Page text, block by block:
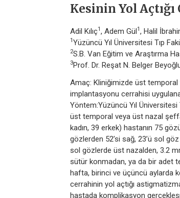
Kesinin Yol
Adil Kılıç1 , Adem Gül1 , Halil
1 Yüzüncü Yıl Üniversitesi Tıp
2S.B. Van Eğitim ve Araştırma
3Prof. Dr. Reşat N. Belger
Amaç: Kliniğimizde üst
implantasyonu cerrahisi
Yöntem:Yüzüncü Yıl Üniversitesi
üst temporal veya üst nazal
kadın, 39 erkek) hastanın 75
gözlerden 52’si sağ, 23’ü sol
sol gözlerde üst nazalden, 3.2
sütür konmadan, ya da bir adet
hafta, birinci ve üçüncü aylarda
cerrahinin yol açtığı
hastada komplikasyon